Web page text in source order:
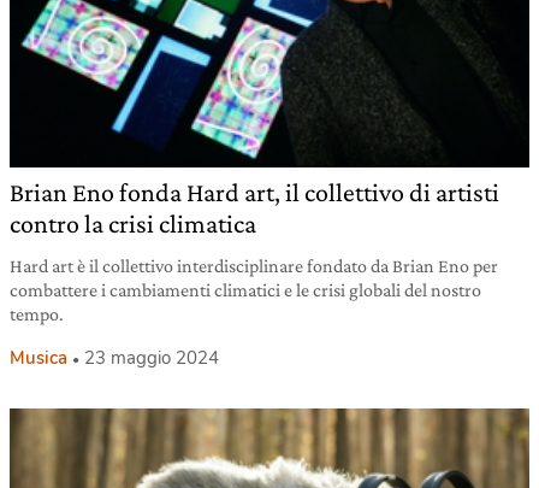
Brian Eno fonda Hard art, il collettivo di artisti
contro la crisi climatica
Hard art è il collettivo interdisciplinare fondato da Brian Eno per
combattere i cambiamenti climatici e le crisi globali del nostro
tempo.
Musica 23 maggio 2024